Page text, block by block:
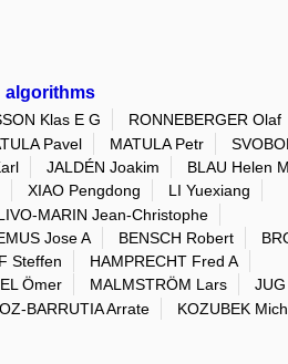
algorithms
Klas E G
RONNEBERGER Olaf
Pavel
MATULA Petr
JALDÉN Joakim
BLAU Helen M
XIAO Pengdong
LI Yuexiang
MARIN Jean-Christophe
Jose A
BENSCH Robert
Steffen
HAMPRECHT Fred A
Ömer
MALMSTRÖM Lars
BARRUTIA Arrate
KOZUBEK